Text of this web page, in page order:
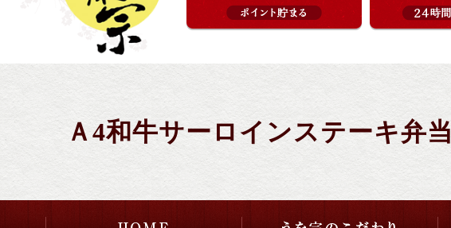
Ａ4和牛サーロインステーキ弁当
ご用途から選ぶ